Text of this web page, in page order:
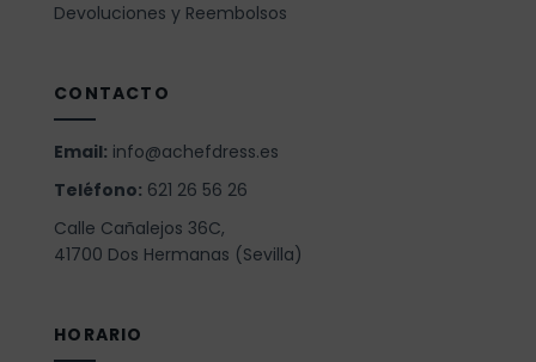
Devoluciones y Reembolsos
CONTACTO
Email: info@achefdress.es
Teléfono: 621 26 56 26
Calle Cañalejos 36C,
41700 Dos Hermanas (Sevilla)
HORARIO